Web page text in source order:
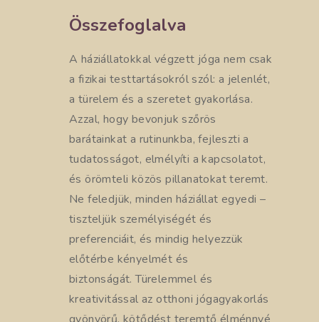
Összefoglalva
A háziállatokkal végzett jóga nem csak
a fizikai testtartásokról szól: a jelenlét,
a türelem és a szeretet gyakorlása.
Azzal, hogy bevonjuk szőrös
barátainkat a rutinunkba, fejleszti a
tudatosságot, elmélyíti a kapcsolatot,
és örömteli közös pillanatokat teremt.
Ne feledjük, minden háziállat egyedi –
tiszteljük személyiségét és
preferenciáit, és mindig helyezzük
előtérbe kényelmét és
biztonságát. Türelemmel és
kreativitással az otthoni jógagyakorlás